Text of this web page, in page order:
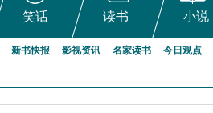
笑话 读书 小说
新书快报 影视资讯 名家读书 今日观点